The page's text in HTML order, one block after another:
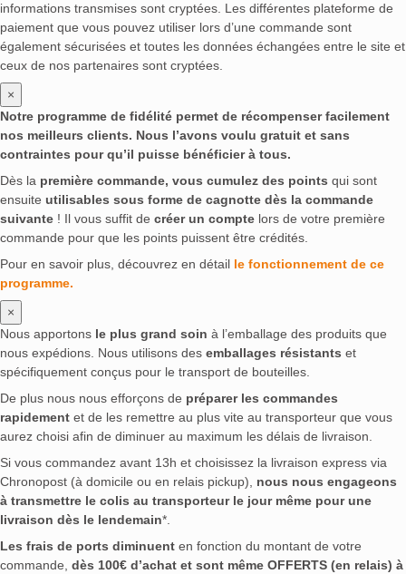
informations transmises sont cryptées. Les différentes plateforme de
paiement que vous pouvez utiliser lors d’une commande sont
également sécurisées et toutes les données échangées entre le site et
ceux de nos partenaires sont cryptées.
×
Notre programme de fidélité permet de récompenser facilement
nos meilleurs clients. Nous l’avons voulu gratuit et sans
contraintes pour qu’il puisse bénéficier à tous.
Dès la première commande, vous cumulez des points qui sont
ensuite utilisables sous forme de cagnotte dès la commande
suivante ! Il vous suffit de créer un compte lors de votre première
commande pour que les points puissent être crédités.
Pour en savoir plus, découvrez en détail le fonctionnement de ce
programme.
×
Nous apportons le plus grand soin à l’emballage des produits que
nous expédions. Nous utilisons des emballages résistants et
spécifiquement conçus pour le transport de bouteilles.
De plus nous nous efforçons de préparer les commandes
rapidement et de les remettre au plus vite au transporteur que vous
aurez choisi afin de diminuer au maximum les délais de livraison.
Si vous commandez avant 13h et choisissez la livraison express via
Chronopost (à domicile ou en relais pickup), nous nous engageons
à transmettre le colis au transporteur le jour même pour une
livraison dès le lendemain*.
Les frais de ports diminuent en fonction du montant de votre
commande, dès 100€ d’achat et sont même OFFERTS (en relais) à